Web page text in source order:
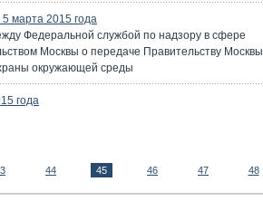
марта 2015 года
Федеральной службой по надзору в сфере
Москвы о передаче Правительству Москвы
окружающей среды
года
44 45 46 47 48